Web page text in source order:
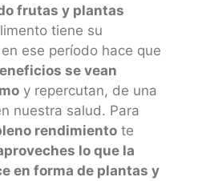
frutas y plantas
tiene su
ese período hace que
se vean
y repercutan, de una
nuestra salud. Para
rendimiento te
lo que la
en forma de plantas y